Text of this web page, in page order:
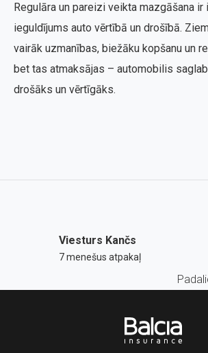
Regulāra un pareizi veikta mazgāšana ir
ieguldījums auto vērtībā un drošībā.
vairāk uzmanības, biežāku kopšanu un
bet tas atmaksājas – automobilis
drošāks un vērtīgāks.
Viesturs Kančs
7 menešus atpakaļ